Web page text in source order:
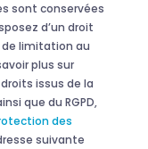
sont conservées
d’un droit
de limitation au
plus sur
issus de la
que du RGPD,
des
suivante